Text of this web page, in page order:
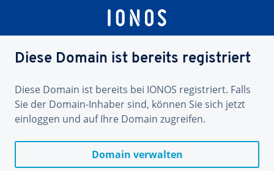
Diese Domain ist bereits registriert
Diese Domain ist bereits bei IONOS registriert. Falls
Sie der Domain-Inhaber sind, können Sie sich jetzt
einloggen und auf Ihre Domain zugreifen.
Domain verwalten